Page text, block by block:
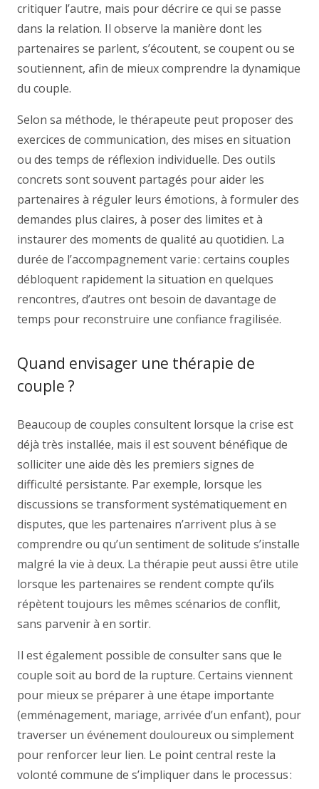
critiquer l’autre, mais pour décrire ce qui se passe
dans la relation. Il observe la manière dont les
partenaires se parlent, s’écoutent, se coupent ou se
soutiennent, afin de mieux comprendre la dynamique
du couple.
Selon sa méthode, le thérapeute peut proposer des
exercices de communication, des mises en situation
ou des temps de réflexion individuelle. Des outils
concrets sont souvent partagés pour aider les
partenaires à réguler leurs émotions, à formuler des
demandes plus claires, à poser des limites et à
instaurer des moments de qualité au quotidien. La
durée de l’accompagnement varie : certains couples
débloquent rapidement la situation en quelques
rencontres, d’autres ont besoin de davantage de
temps pour reconstruire une confiance fragilisée.
Quand envisager une thérapie de
couple ?
Beaucoup de couples consultent lorsque la crise est
déjà très installée, mais il est souvent bénéfique de
solliciter une aide dès les premiers signes de
difficulté persistante. Par exemple, lorsque les
discussions se transforment systématiquement en
disputes, que les partenaires n’arrivent plus à se
comprendre ou qu’un sentiment de solitude s’installe
malgré la vie à deux. La thérapie peut aussi être utile
lorsque les partenaires se rendent compte qu’ils
répètent toujours les mêmes scénarios de conflit,
sans parvenir à en sortir.
Il est également possible de consulter sans que le
couple soit au bord de la rupture. Certains viennent
pour mieux se préparer à une étape importante
(emménagement, mariage, arrivée d’un enfant), pour
traverser un événement douloureux ou simplement
pour renforcer leur lien. Le point central reste la
volonté commune de s’impliquer dans le processus :